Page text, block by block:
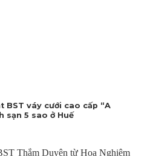
BST váy cưới cao cấp “A
sạn 5 sao ở Huế